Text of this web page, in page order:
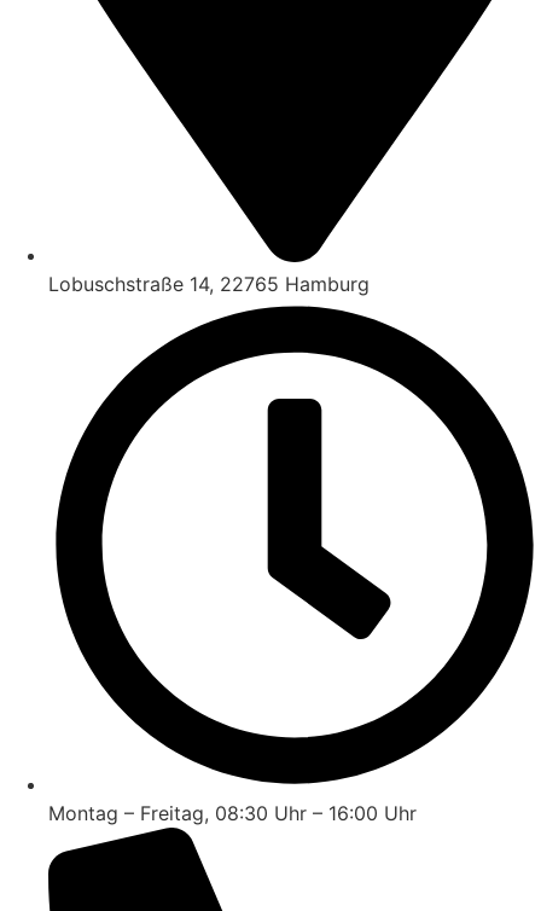
Lobuschstraße 14, 22765 Hamburg
Montag – Freitag, 08:30 Uhr – 16:00 Uhr